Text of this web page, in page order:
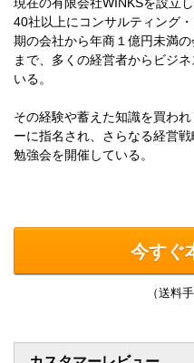
40社以上にコンサルティング
期の会社から年商１億円未満
まで、多くの経営者からビジ
いる。
その経験や蓄えた知識を買わ
ーに指名され、さらなる経営
勉強会を開催している。
今すぐ
（送料